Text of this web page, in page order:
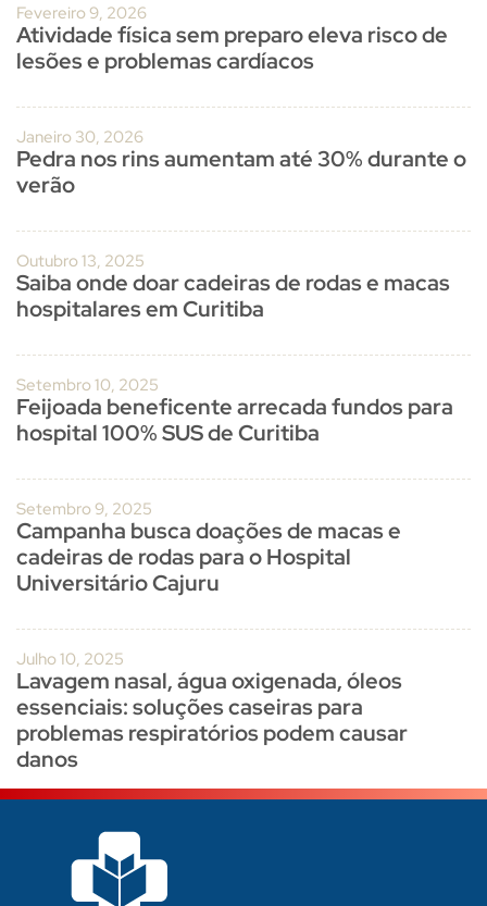
Fevereiro 9, 2026
Atividade física sem preparo eleva risco de
lesões e problemas cardíacos
Janeiro 30, 2026
Pedra nos rins aumentam até 30% durante o
verão
Outubro 13, 2025
Saiba onde doar cadeiras de rodas e macas
hospitalares em Curitiba
Setembro 10, 2025
Feijoada beneficente arrecada fundos para
hospital 100% SUS de Curitiba
Setembro 9, 2025
Campanha busca doações de macas e
cadeiras de rodas para o Hospital
Universitário Cajuru
Julho 10, 2025
Lavagem nasal, água oxigenada, óleos
essenciais: soluções caseiras para
problemas respiratórios podem causar
danos